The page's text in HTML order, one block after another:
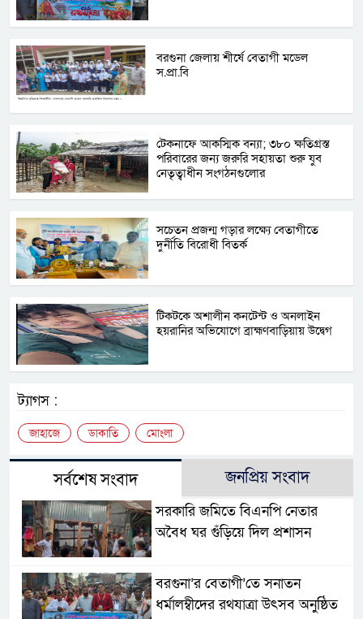
বরগুনা জেলায় শীর্ষে বেতাগী মডেল
স.প্রা.বি
টেকনাফে আকস্মিক বন্যা; ৩৮০ ক্ষতিগ্রস্ত
পরিবারের জন্য জরুরি সহায়তা শুরু যুব
নেতৃত্বাধীন সংগঠনগুলোর
সচেতন প্রজন্ম গড়ার লক্ষ্যে বেতাগীতে
দুর্নীতি বিরোধী বিতর্ক
টিকটকে অশালীন কনটেন্ট ও অনলাইন
হয়রানির অভিযোগে ব্রাহ্মণবাড়িয়ায় উদ্বেগ
ট্যাগস :
জাহাজে ডাকাতি মোংলা
সর্বশেষ সংবাদ জনপ্রিয় সংবাদ
সরকারি জমিতে বিএনপি নেতার
অবৈধ ঘর গুঁড়িয়ে দিল প্রশাসন
বরগুনা’র বেতাগী’তে সনাতন
ধর্মালম্বীদের রথযাত্রা উৎসব অনুষ্ঠিত